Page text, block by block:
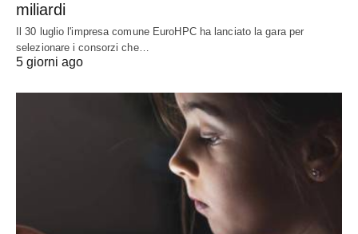
miliardi
Il 30 luglio l'impresa comune EuroHPC ha lanciato la gara per
selezionare i consorzi che…
5 giorni ago